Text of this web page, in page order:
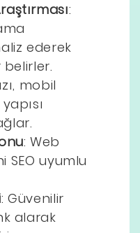
:
ederek
mobil
: Web
SEO uyumlu
: Güvenilir
alarak